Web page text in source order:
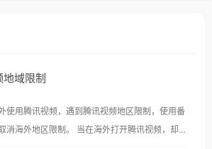
域限制
使用腾讯视频，遇到腾讯视频地区限制，使用番
外地区限制。 当在海外打开腾讯视频，却突